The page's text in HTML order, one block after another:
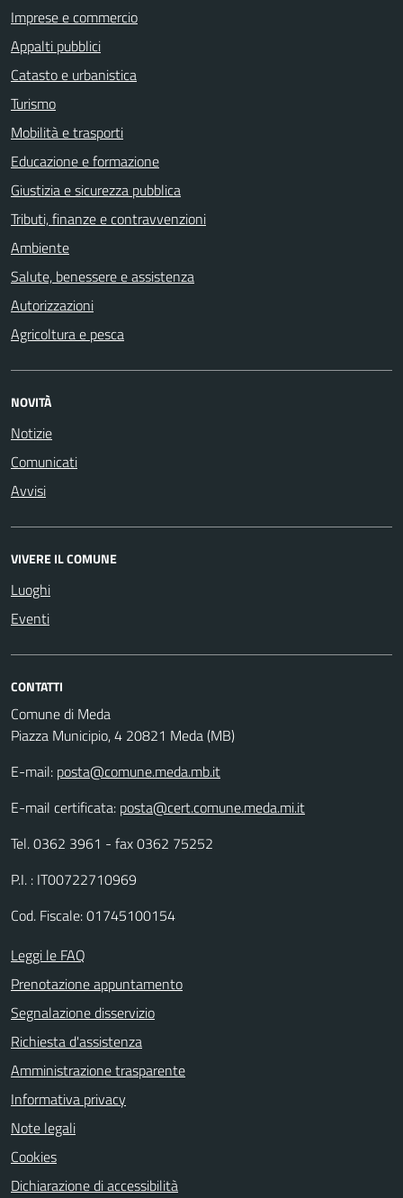
Imprese e commercio
Appalti pubblici
Catasto e urbanistica
Turismo
Mobilità e trasporti
Educazione e formazione
Giustizia e sicurezza pubblica
Tributi, finanze e contravvenzioni
Ambiente
Salute, benessere e assistenza
Autorizzazioni
Agricoltura e pesca
NOVITÀ
Notizie
Comunicati
Avvisi
VIVERE IL COMUNE
Luoghi
Eventi
CONTATTI
Comune di Meda
Piazza Municipio, 4 20821 Meda (MB)
E-mail: posta@comune.meda.mb.it
E-mail certificata: posta@cert.comune.meda.mi.it
Tel. 0362 3961 - fax 0362 75252
P.I. : IT00722710969
Cod. Fiscale: 01745100154
Leggi le FAQ
Prenotazione appuntamento
Segnalazione disservizio
Richiesta d'assistenza
Amministrazione trasparente
Informativa privacy
Note legali
Cookies
Dichiarazione di accessibilità